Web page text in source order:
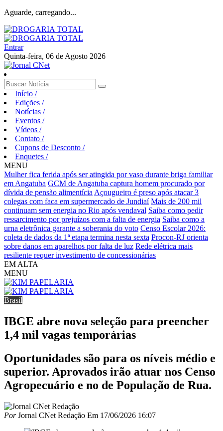
Aguarde, carregando...
Entrar
Quinta-feira, 06 de Agosto 2026
Início /
Edições /
Notícias /
Eventos /
Vídeos /
Contato /
Cupons de Desconto /
Enquetes /
MENU
Mulher fica ferida após ser atingida por vaso durante briga familiar
em Angatuba GCM de Angatuba captura homem procurado por
dívida de pensão alimentícia Açougueiro é preso após atacar 3
colegas com faca em supermercado de Jundiaí Mais de 200 mil
continuam sem energia no Rio após vendaval Saiba como pedir
ressarcimento por prejuízos com a falta de energia Saiba como a
urna eletrônica garante a soberania do voto Censo Escolar 2026:
coleta de dados da 1ª etapa termina nesta sexta Procon-RJ orienta
sobre danos em aparelhos por falta de luz Rede elétrica mais
resiliente requer investimento de concessionárias
EM ALTA
MENU
Brasil
IBGE abre nova seleção para preencher
1,4 mil vagas temporárias
Oportunidades são para os níveis médio e
superior. Aprovados irão atuar nos Censo
Agropecuário e no de População de Rua.
PorJornal CNet Redação Em 17/06/2026 16:07